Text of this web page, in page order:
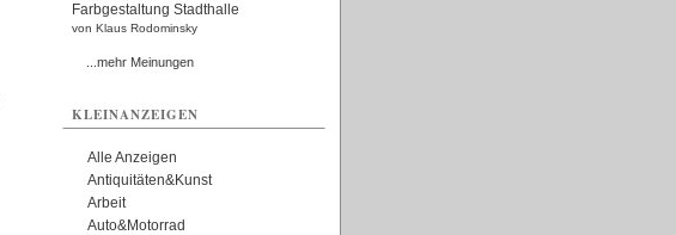
Farbgestaltung Stadthalle
von Klaus Rodominsky
...mehr Meinungen
KLEINANZEIGEN
Alle Anzeigen
Antiquitäten&Kunst
Arbeit
Auto&Motorrad